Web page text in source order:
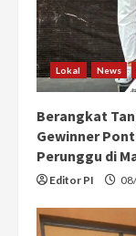
Lokal News
Berangkat
Gewinner
Perunggu di
Editor PI